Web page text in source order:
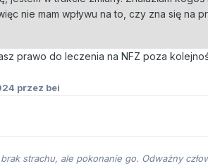
nie mam wpływu na to, czy zna się na
prawo do leczenia na NFZ poza
przez bei
strachu, ale pokonanie go. Odważny